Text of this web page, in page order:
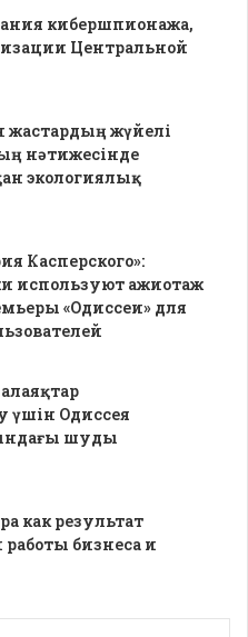
кибершпионажа,
Центральной
жастардың жүйелі
нәтижесінде
экологиялық
Касперского»:
используют ажиотаж
«Одиссеи» для
Одиссея
шуды
как результат
бизнеса и